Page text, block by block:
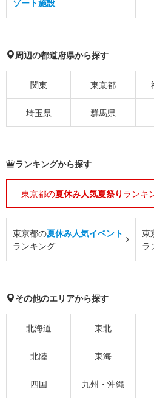
ゾート施設
周辺の都道府県から探す
関東 東京都
埼玉県 群馬県
ランキングから探す
東京都の夏休み人気夏祭り ランキ
東京都の夏休み人気イベント
ランキング
東
ラ
その他のエリアから探す
北海道 東北
北陸 東海
四国 九州・沖縄